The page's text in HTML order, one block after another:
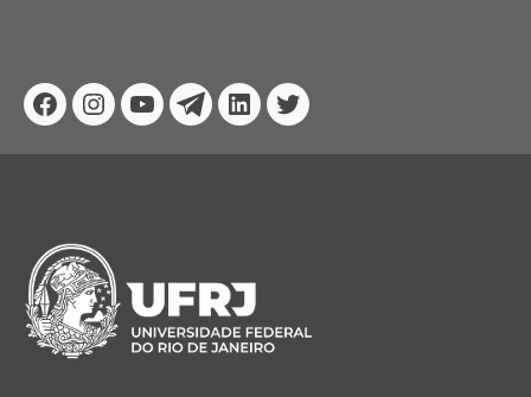
Facebook
Instagram
YoutubeTelegram
Linkedin
Twitter